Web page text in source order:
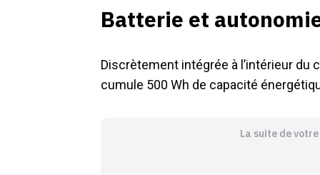
Batterie et
Discrètement intégrée à l’intérieur du
cumule 500 Wh de capacité
La suite de